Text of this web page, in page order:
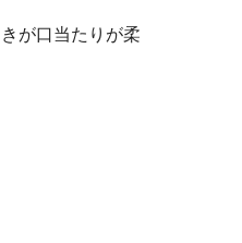
が口当たりが柔